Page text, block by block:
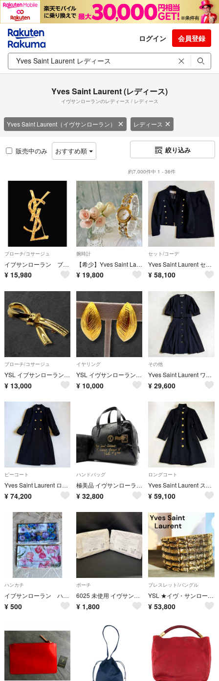
ログイン 会員登録
Yves Saint Laurent (レディース)
イヴサンローランのレディース / レディース
Yves Saint Laurent（イヴサンローラン） レディース
販売中のみ おすすめ順 絞り込み
約7,000件中 1 - 36件
ブローチ/コサージュ
イブサンローラン ブローチ
¥ 15,980
腕時計
【希少】Yves Saint Laurent 腕時計 Yベルト ホワイト調
¥ 19,800
セット/コーデ
Yves Saint Laurent セットアップ スカート ビンテージ 9号
¥ 58,100
ブローチ/コサージュ
YSL イブサンローラン ブローチ リボン ゴールド ヴィンテージ 512
¥ 13,000
イヤリング
YSL イヴサンローラン イヤリング ゴールド リーフ 514
¥ 10,000
その他
Yves Saint Laurent ワンピース ブラック ビンテージ ビジュー
¥ 29,600
ピーコート
Yves Saint Laurent ロングコート ビンテージ カシミア100%
¥ 74,200
ハンドバッグ
極美品 イヴサンローラン YVES SAINT LAURENT Yメール ハンドバッグ ミニボストン パテントレザー エナメル ブラック 黒 夏休み お盆 帰省 シルバーウィーク 敬老の日 秋 ハロウィン 七五三 ギフト プレゼント
¥ 32,800
ロングコート
Yves Saint Laurent ステンカラーコート カシミア100%
¥ 59,100
ハンカチ
イブサンローラン ハンカチ2枚
¥ 500
ポーチ
6025 未使用 イヴサンローラン ノベルティポーチ 2個SET
¥ 1,800
ブレスレット/バングル
YSL ★イヴ・サンローラン★レア ヴィンテージクロコダイル ブレスレット カフ
¥ 53,800